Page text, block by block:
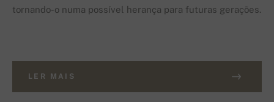
tornando-o numa possível herança para futuras gerações.
LER MAIS